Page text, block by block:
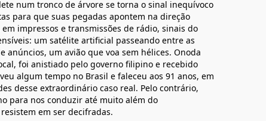
num tronco de árvore se torna o sinal inequívoco
para que suas pegadas apontem na direção
impressos e transmissões de rádio, sinais do
um satélite artificial passeando entre as
um avião que voa sem hélices. Onoda
foi anistiado pelo governo filipino e recebido
algum tempo no Brasil e faleceu aos 91 anos, em
desse extraordinário caso real. Pelo contrário,
para nos conduzir até muito além do
em ser decifradas.